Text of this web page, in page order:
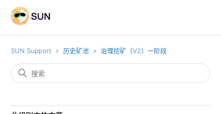
SUN Support 历史矿池 治理挖矿（V2）一阶段